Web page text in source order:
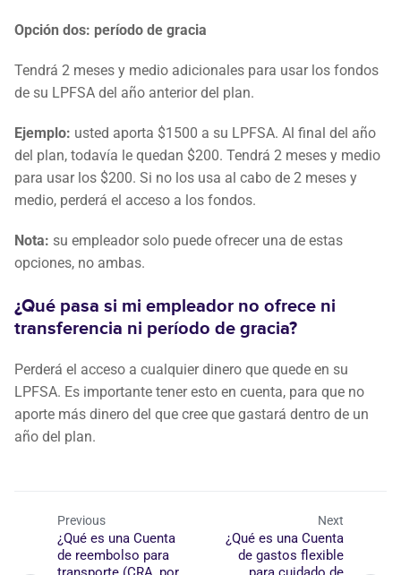
Opción dos: período de gracia
Tendrá 2 meses y medio adicionales para usar los fondos
de su LPFSA del año anterior del plan.
Ejemplo: usted aporta $1500 a su LPFSA. Al final del año
del plan, todavía le quedan $200. Tendrá 2 meses y medio
para usar los $200. Si no los usa al cabo de 2 meses y
medio, perderá el acceso a los fondos.
Nota: su empleador solo puede ofrecer una de estas
opciones, no ambas.
¿Qué pasa si mi empleador no ofrece ni
transferencia ni período de gracia?
Perderá el acceso a cualquier dinero que quede en su
LPFSA. Es importante tener esto en cuenta, para que no
aporte más dinero del que cree que gastará dentro de un
año del plan.
Previous
¿Qué es una Cuenta
de reembolso para
Next
¿Qué es una Cuenta
de gastos flexible